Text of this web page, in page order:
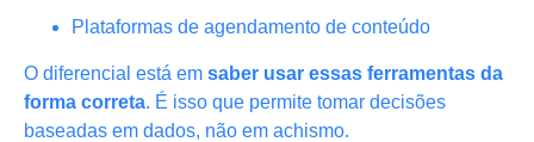
Plataformas de agendamento de conteúdo
O diferencial está em saber usar essas ferramentas da
forma correta. É isso que permite tomar decisões
baseadas em dados, não em achismo.